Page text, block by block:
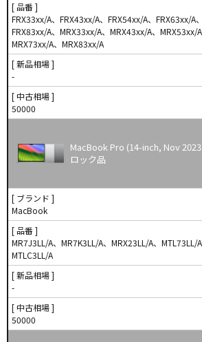
[ 品番 ]
FRX33xx/A、FRX43xx/A、FRX54xx/A、FRX63xx/A
FRX83xx/A、MRX33xx/A、MRX43xx/A、MRX53xx/A
MRX73xx/A、MRX83xx/A
[ 新品相場 ]
-
[ 中古相場 ]
50000
MacBook Pro (14-inch, Nov
ロック品
[ ブランド ]
MacBook
[ 品番 ]
MR7J3LL/A、MR7K3LL/A、MRX23LL/A、MTL73LL/A
MTLC3LL/A
[ 新品相場 ]
-
[ 中古相場 ]
50000